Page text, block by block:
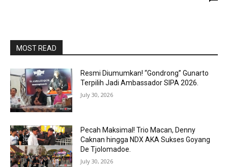
MOST READ
Resmi Diumumkan! “Gondrong” Gunarto
Terpilih Jadi Ambassador SIPA 2026.
July 30, 2026
Pecah Maksimal! Trio Macan, Denny
Caknan hingga NDX AKA Sukses Goyang
De Tjolomadoe.
July 30, 2026